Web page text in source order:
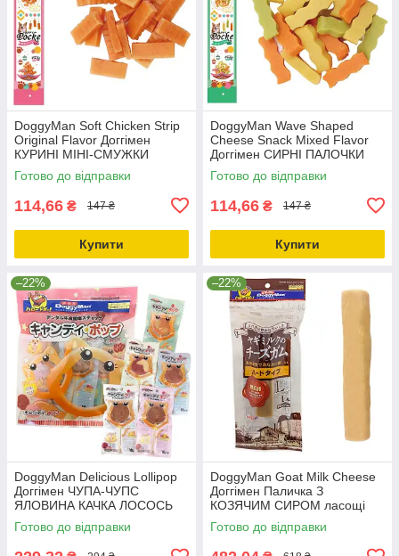
DoggyMan Soft Chicken Strip
Original Flavor Доггімен
КУРИНІ МІНІ-СМУЖКИ
ласощі для собак 0.08кг
Готово до відправки
114,66 ₴ 147 ₴
Купити
DoggyMan Wave Shaped
Cheese Snack Mixed Flavor
Доггімен СИРНІ ПАЛОЧКИ
ХВИЛЯ МІКС ласощі для
собак 0.08кг
Готово до відправки
114,66 ₴ 147 ₴
Купити
–22%
DoggyMan Delicious Lollipop
Доггімен ЧУПА-ЧУПС
ЯЛОВИНА КАЧКА ЛОСОСЬ
ЯГНЯ Курка ласощі для
собак 0.09кг
Готово до відправки
–22%
DoggyMan Goat Milk Cheese
Доггімен Паличка З
КОЗЯЧИМ СИРОМ ласощі
для собак 0.17кг
Готово до відправки